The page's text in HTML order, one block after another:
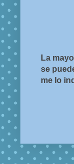
La
se
me lo